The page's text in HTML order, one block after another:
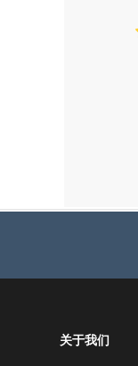
关于我们